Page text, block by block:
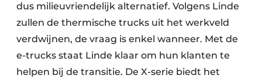
dus milieuvriendelijk alternatief. Volgens Linde
zullen de thermische trucks uit het werkveld
verdwijnen, de vraag is enkel wanneer. Met de
e-trucks staat Linde klaar om hun klanten te
helpen bij de transitie. De X-serie biedt het